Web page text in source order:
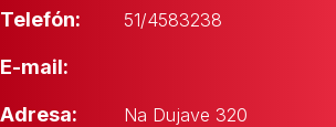
Telefón: 51/4583238
E-mail:
Adresa:
Na Dujave 320